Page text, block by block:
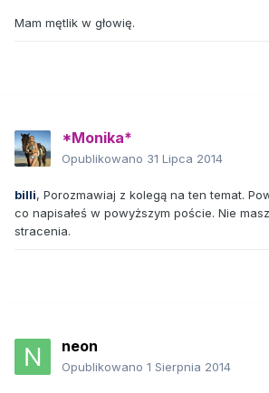
Mam mętlik w głowię.
*Monika*
Opublikowano 31 Lipca 2014
billi, Porozmawiaj z kolegą na ten temat.
co napisałeś w powyższym poście. Nie
stracenia.
neon
Opublikowano 1 Sierpnia 2014